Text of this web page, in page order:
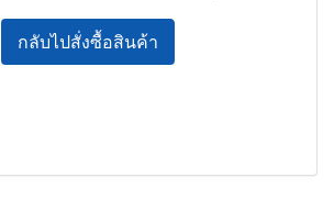
กลับไปสั่งซื้อสินค้า